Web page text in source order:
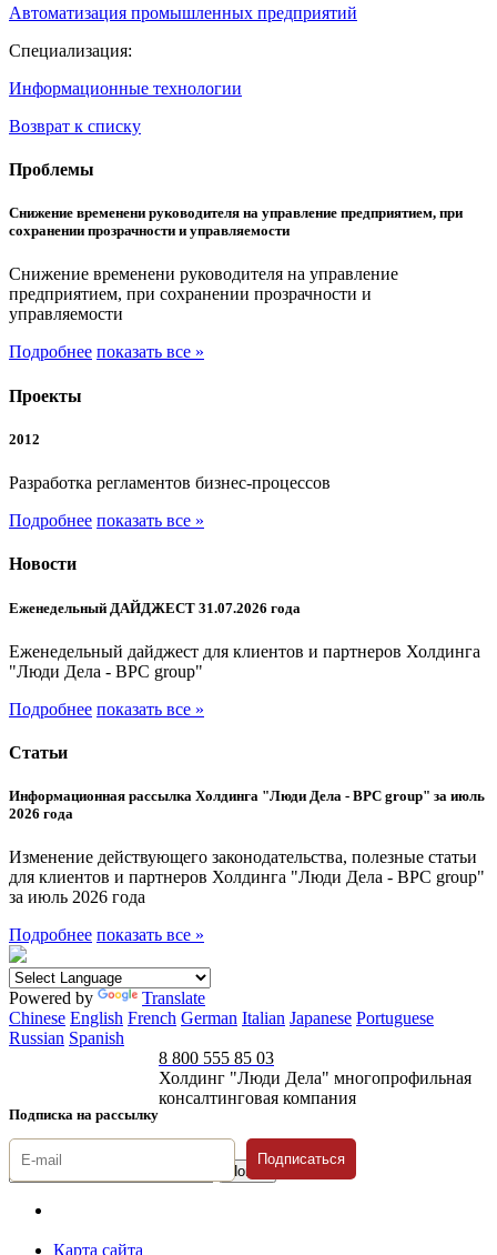
Автоматизация промышленных предприятий
Специализация:
Информационные технологии
Возврат к списку
Проблемы
Снижение временени руководителя на управление предприятием, при
сохранении прозрачности и управляемости
Снижение временени руководителя на управление
предприятием, при сохранении прозрачности и
управляемости
Подробнее показать все »
Проекты
2012
Разработка регламентов бизнес-процессов
Подробнее показать все »
Новости
Еженедельный ДАЙДЖЕСТ 31.07.2026 года
Еженедельный дайджест для клиентов и партнеров Холдинга
"Люди Дела - BPC group"
Подробнее показать все »
Статьи
Информационная рассылка Холдинга "Люди Дела - BPC group" за июль
2026 года
Изменение действующего законодательства, полезные статьи
для клиентов и партнеров Холдинга "Люди Дела - BPC group"
за июль 2026 года
Подробнее показать все »
Powered by
Translate
Chinese English French German Italian Japanese Portuguese
Russian Spanish
Подписка на рассылку
8 800 555 85 03
Холдинг "Люди Дела" многопрофильная
консалтинговая компания
Подписаться
Карта сайта